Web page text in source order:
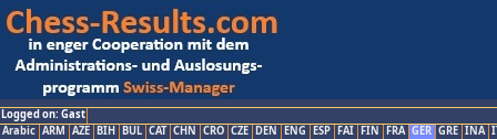
Logged on: Gast
Arabic ARM AZE BIH BUL CAT CHN CRO CZE DEN ENG ESP FAI FIN FRA GER GRE INA